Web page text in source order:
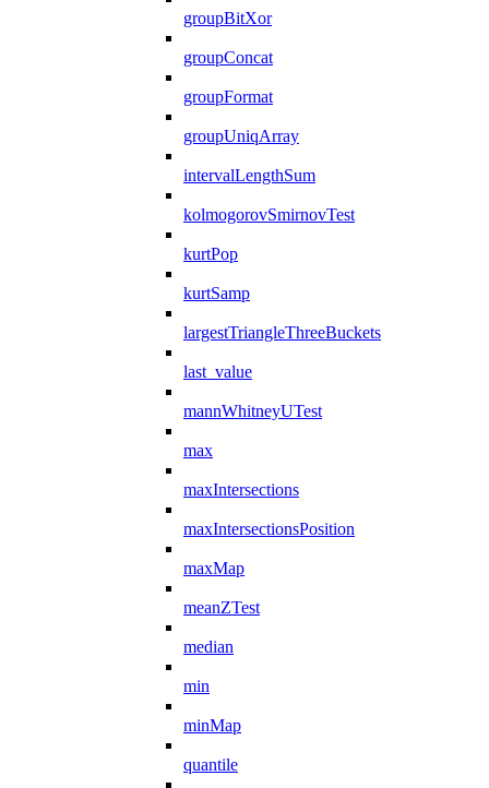
groupBitXor
groupConcat
groupFormat
groupUniqArray
intervalLengthSum
kolmogorovSmirnovTest
kurtPop
kurtSamp
largestTriangleThreeBuckets
last_value
mannWhitneyUTest
max
maxIntersections
maxIntersectionsPosition
maxMap
meanZTest
median
min
minMap
quantile